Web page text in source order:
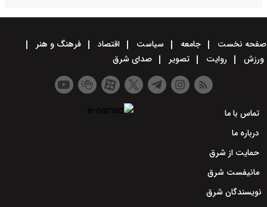
صفحه نخست جامعه سیاست اقتصاد
فرهنگ و هنر
ورزش
روایت تصویر صدای شرق
تماس با ما
درباره ما
حمایت از شرق
مانیفست شرق
نویسندگان شرق